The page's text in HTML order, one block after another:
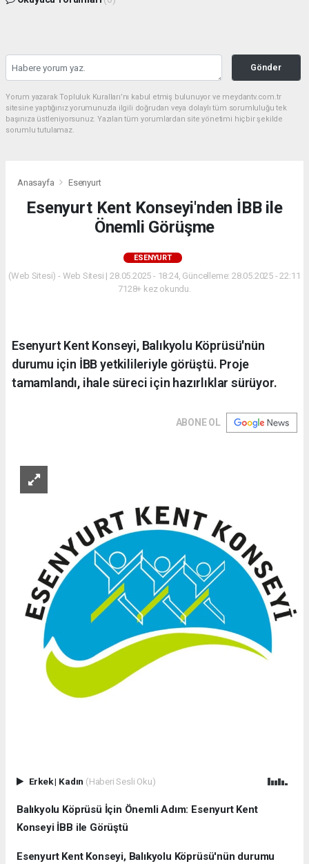
Gönder
Yorum yazarak Topluluk Kuralları’nı kabul etmiş bulunuyor ve meydantv.com.tr
sitesine yaptığınız yorumunuzla ilgili doğrudan veya dolaylı tüm sorumluluğu tek
başınıza üstleniyorsunuz. Yazılan tüm yorumlardan site yönetimi hiçbir şekilde
sorumlu tutulamaz.
Anasayfa Esenyurt
Esenyurt Kent Konseyi'nden İBB ile
Önemli Görüşme
ESENYURT
(Web Sitesi) - Web Sitesi | 28.05.2025 - 18:24, Güncelleme: 28.05.2025 - 22:11
7128+ kez okundu.
Esenyurt Kent Konseyi, Balıkyolu Köprüsü'nün
durumu için İBB yetkilileriyle görüştü. Proje
tamamlandı, ihale süreci için hazırlıklar sürüyor.
ABONE OL
Erkek| Kadın (Haberi Sesli Oku)
Balıkyolu Köprüsü İçin Önemli Adım: Esenyurt Kent
Konseyi İBB ile Görüştü
Esenyurt Kent Konseyi, Balıkyolu Köprüsü'nün durumu